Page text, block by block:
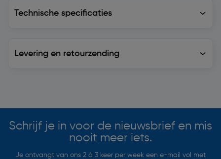
Technische specificaties
Levering en retourzending
Schrijf je in voor de nieuwsbrief en mis
nooit meer iets.
Je ontvangt van ons 2 à 3 keer per week een e-mail vol met